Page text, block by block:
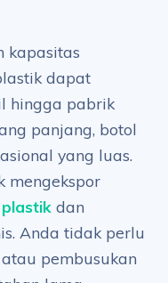
kapasitas
dapat
hingga pabrik
panjang, botol
yang luas.
mengekspor
dan
Anda tidak perlu
pembusukan